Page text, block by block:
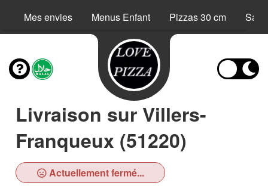
Mes envies Menus Enfant Pizzas 30 cm
Livraison sur Villers-
Franqueux (51220)
Actuellement fermé...